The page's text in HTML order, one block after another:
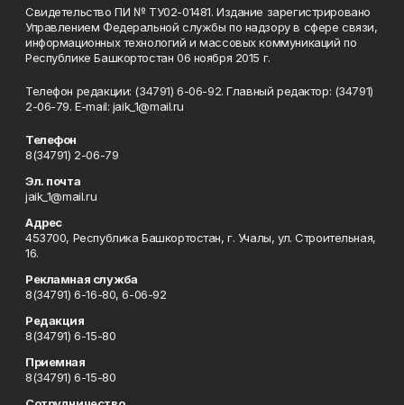
Свидетельство ПИ № ТУ02-01481. Издание зарегистрировано
Управлением Федеральной службы по надзору в сфере связи,
информационных технологий и массовых коммуникаций по
Республике Башкортостан 06 ноября 2015 г.
Телефон редакции: (34791) 6-06-92. Главный редактор: (34791)
2-06-79. Е-mаil: jaik_1@mail.ru
Телефон
8(34791) 2-06-79
Эл. почта
jaik_1@mail.ru
Адрес
453700, Республика Башкортостан, г. Учалы, ул. Строительная,
16.
Рекламная служба
8(34791) 6-16-80, 6-06-92
Редакция
8(34791) 6-15-80
Приемная
8(34791) 6-15-80